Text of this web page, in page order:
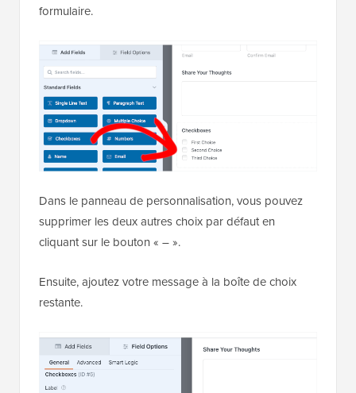
formulaire.
Dans le panneau de personnalisation, vous pouvez
supprimer les deux autres choix par défaut en
cliquant sur le bouton « – ».
Ensuite, ajoutez votre message à la boîte de choix
restante.